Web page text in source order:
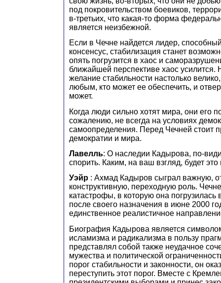
под покровительством боевиков,
в-третьих, что какая-то форма
является неизбежной.
Если в Чечне найдется лидер,
консенсус, стабилизация станет
опять погрузится в хаос и
ближайшей перспективе хаос усилится.
желание стабильности настолько
любым, кто может ее обеспечить, и
может.
Когда люди сильно хотят мира, они его
сожалению, не всегда на условиях
самоопределения. Перед Чечней стоит
демократии и мира.
Лавелль: О наследии Кадырова, по-
спорить. Каким, на ваш взгляд, будет
Уэйр : Ахмад Кадыров сыграл важную,
конструктивную, переходную роль.
катастрофы, в которую она погрузилась
после своего назначения в июне 2000
единственное реалистичное
Биография Кадырова является
исламизма и радикализма в пользу
представлял собой также неудачное
мужества и политической
порог стабильности и законности, он
переступить этот порог. Вместе с